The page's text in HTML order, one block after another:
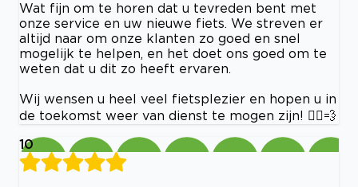
Wat fijn om te horen dat u tevreden bent met
onze service en uw nieuwe fiets. We streven er
altijd naar om onze klanten zo goed en snel
mogelijk te helpen, en het doet ons goed om te
weten dat u dit zo heeft ervaren.
Wij wensen u heel veel fietsplezier en hopen u in
de toekomst weer van dienst te mogen zijn! 🚴‍♂️💨
10